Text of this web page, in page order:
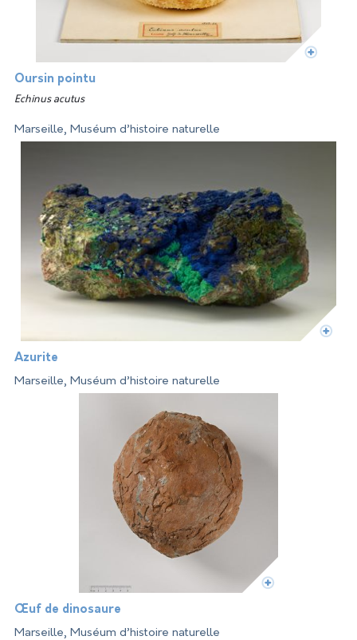
Oursin pointu
Echinus acutus
Marseille, Muséum d’histoire naturelle
Azurite
Marseille, Muséum d’histoire naturelle
Œuf de dinosaure
Marseille, Muséum d’histoire naturelle